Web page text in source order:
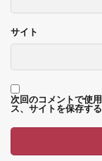
サイト
次回のコメントで使
ス、サイトを保存する